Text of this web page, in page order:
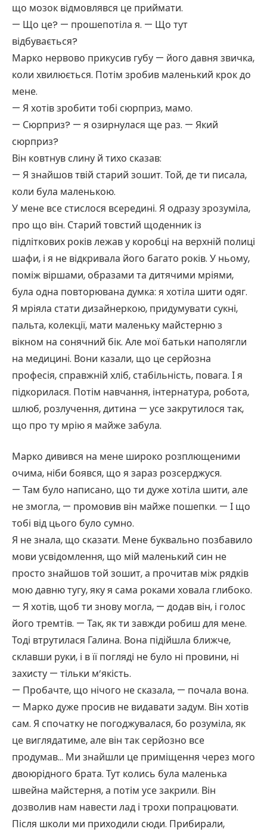
що мозок відмовлявся це приймати.
— Що це? — прошепотіла я. — Що тут
відбувається?
Марко нервово прикусив губу — його давня звичка,
коли хвилюється. Потім зробив маленький крок до
мене.
— Я хотів зробити тобі сюрприз, мамо.
— Сюрприз? — я озирнулася ще раз. — Який
сюрприз?
Він ковтнув слину й тихо сказав:
— Я знайшов твій старий зошит. Той, де ти писала,
коли була маленькою.
У мене все стислося всередині. Я одразу зрозуміла,
про що він. Старий товстий щоденник із
підліткових років лежав у коробці на верхній полиці
шафи, і я не відкривала його багато років. У ньому,
поміж віршами, образами та дитячими мріями,
була одна повторювана думка: я хотіла шити одяг.
Я мріяла стати дизайнеркою, придумувати сукні,
пальта, колекції, мати маленьку майстерню з
вікном на сонячний бік. Але мої батьки наполягли
на медицині. Вони казали, що це серйозна
професія, справжній хліб, стабільність, повага. І я
підкорилася. Потім навчання, інтернатура, робота,
шлюб, розлучення, дитина — усе закрутилося так,
що про ту мрію я майже забула.
Марко дивився на мене широко розплющеними
очима, ніби боявся, що я зараз розсерджуся.
— Там було написано, що ти дуже хотіла шити, але
не змогла, — промовив він майже пошепки. — І що
тобі від цього було сумно.
Я не знала, що сказати. Мене буквально позбавило
мови усвідомлення, що мій маленький син не
просто знайшов той зошит, а прочитав між рядків
мою давню тугу, яку я сама роками ховала глибоко.
— Я хотів, щоб ти знову могла, — додав він, і голос
його тремтів. — Так, як ти завжди робиш для мене.
Тоді втрутилася Галина. Вона підійшла ближче,
склавши руки, і в її погляді не було ні провини, ні
захисту — тільки м’якість.
— Пробачте, що нічого не сказала, — почала вона.
— Марко дуже просив не видавати задум. Він хотів
сам. Я спочатку не погоджувалася, бо розуміла, як
це виглядатиме, але він так серйозно все
продумав… Ми знайшли це приміщення через мого
двоюрідного брата. Тут колись була маленька
швейна майстерня, а потім усе закрили. Він
дозволив нам навести лад і трохи попрацювати.
Після школи ми приходили сюди. Прибирали,